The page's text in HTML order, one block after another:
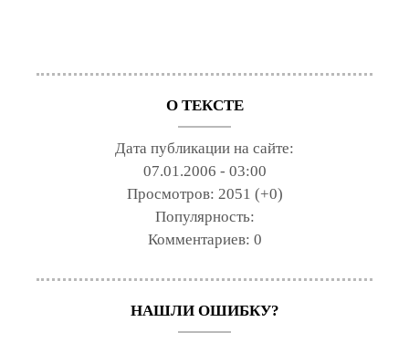
О ТЕКСТЕ
Дата публикации на сайте:
07.01.2006 - 03:00
Просмотров: 2051 (+0)
Популярность:
Комментариев: 0
НАШЛИ ОШИБКУ?